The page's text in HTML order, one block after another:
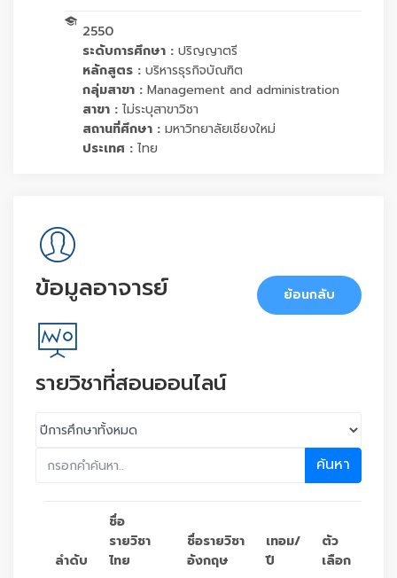
2550
ระดับการศึกษา : ปริญญาตรี
หลักสูตร : บริหารธุรกิจบัณฑิต
กลุ่มสาขา : Management and administration
สาขา : ไม่ระบุสาขาวิชา
สถานที่ศึกษา : มหาวิทยาลัยเชียงใหม่
ประเทศ : ไทย
ข้อมูลอาจารย์ ย้อนกลับ
รายวิชาที่สอนออนไลน์
ค้นหา
ลำดับ
ชื่อ
รายวิชา
ไทย
ชื่อรายวิชา
อังกฤษ
เทอม/
ปี
ตัว
เลือก